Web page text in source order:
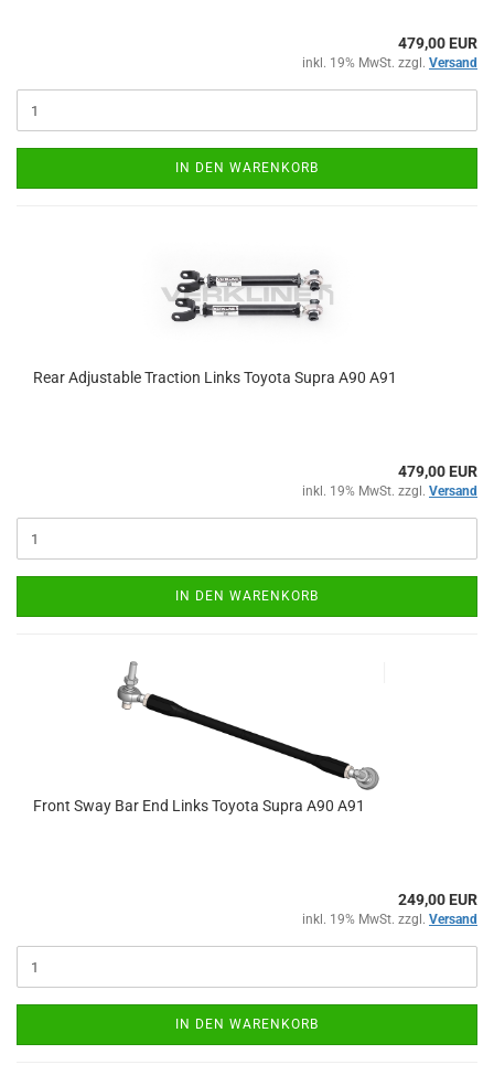
479,00 EUR
inkl. 19% MwSt. zzgl. Versand
IN DEN WARENKORB
Rear Ad­justa­ble Trac­tion Links To­yo­ta Supra A90 A91
479,00 EUR
inkl. 19% MwSt. zzgl. Versand
IN DEN WARENKORB
Front Sway Bar End Links To­yo­ta Supra A90 A91
249,00 EUR
inkl. 19% MwSt. zzgl. Versand
IN DEN WARENKORB